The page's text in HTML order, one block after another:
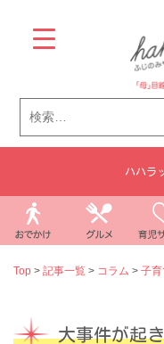
content
ハハラ
索:
Top > 記事一覧 > コラム > 子
大事件が起